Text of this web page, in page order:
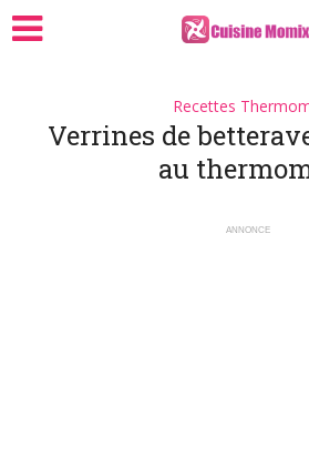
Recettes
Verrines de
au
ANNONCE